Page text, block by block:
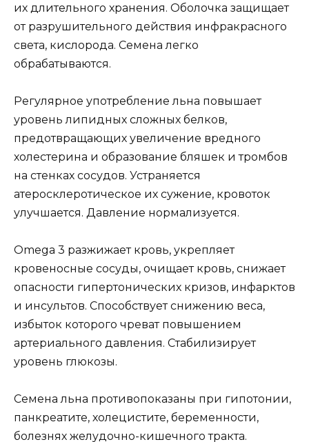
их длительного хранения. Оболочка защищает
от разрушительного действия инфракрасного
света, кислорода. Семена легко
обрабатываются.
Регулярное употребление льна повышает
уровень липидных сложных белков,
предотвращающих увеличение вредного
холестерина и образование бляшек и тромбов
на стенках сосудов. Устраняется
атеросклеротическое их сужение, кровоток
улучшается. Давление нормализуется.
Omega 3 разжижает кровь, укрепляет
кровеносные сосуды, очищает кровь, снижает
опасности гипертонических кризов, инфарктов
и инсультов. Способствует снижению веса,
избыток которого чреват повышением
артериального давления. Стабилизирует
уровень глюкозы.
Семена льна противопоказаны при гипотонии,
панкреатите, холецистите, беременности,
болезнях желудочно-кишечного тракта.